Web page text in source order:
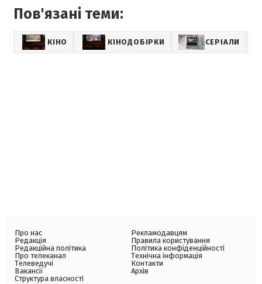
Пов'язані теми:
КІНО КІНОДОБІРКИ СЕРІАЛИ
Про нас
Редакція
Редакційна політика
Про телеканал
Телеведучі
Вакансії
Структура власності
Рекламодавцям
Правила користування
Політика конфіденційності
Технічна інформація
Контакти
Архів